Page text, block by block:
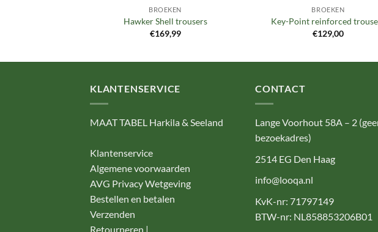
BROEKEN
Hawker Shell trousers
€169,99
BROEKEN
Key-Point reinforced
€129,00
KLANTENSERVICE
MAAT TABEL Harkila & Seeland
Klantenservice
Algemene voorwaarden
AVG Privacy Wetgeving
Bestellen en betalen
Verzenden
Retourneren |
CONTACT
Lange Voorhout 58A – 2
bezoekadres)
2514 EG Den Haag
info@looqa.nl
KvK-nr: 71797149
BTW-nr: NL858853206B01